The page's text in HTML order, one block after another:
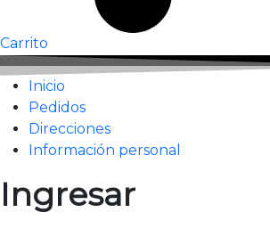
Carrito
Inicio
Pedidos
Direcciones
Información personal
Ingresar